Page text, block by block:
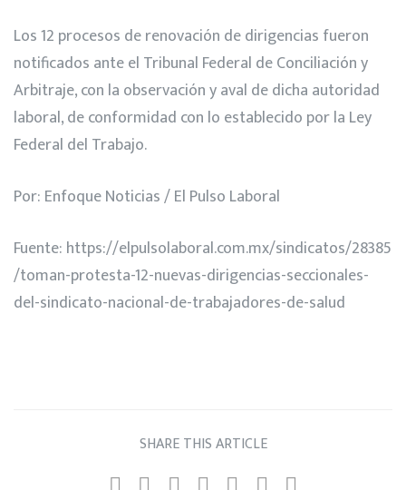
Los 12 procesos de renovación de dirigencias fueron
notificados ante el Tribunal Federal de Conciliación y
Arbitraje, con la observación y aval de dicha autoridad
laboral, de conformidad con lo establecido por la Ley
Federal del Trabajo.
Por: Enfoque Noticias / El Pulso Laboral
Fuente: https://elpulsolaboral.com.mx/sindicatos/28385
/toman-protesta-12-nuevas-dirigencias-seccionales-
del-sindicato-nacional-de-trabajadores-de-salud
SHARE THIS ARTICLE